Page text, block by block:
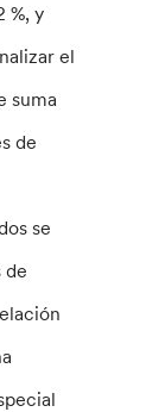
%, y
el
suma
de
se
de